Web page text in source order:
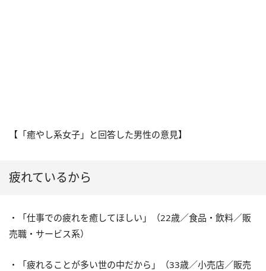
【「癒やし系女子」と回答した男性の意見】
疲れているから
・「仕事での疲れを癒してほしい」（22歳／食品・飲料／販
売職・サービス系）
・「疲れることが多い世の中だから」（33歳／小売店／販売